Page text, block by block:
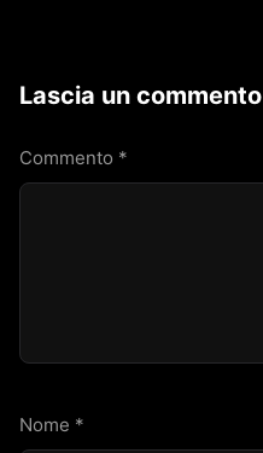
Lascia un commento
Commento *
Nome *